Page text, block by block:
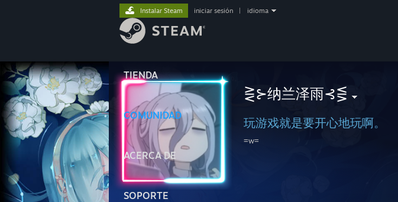
TIENDA
COMUNIDAD
ACERCA DE
SOPORTE
Instalar Steam iniciar sesión idioma
⋛⊱纳兰泽雨⊰⋚
玩游戏就是要开心地玩啊。
=w=